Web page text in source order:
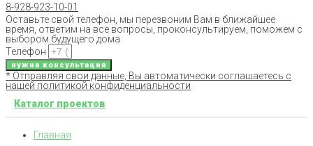
8-928-923-10-01
Оставьте свой телефон, мы перезвоним Вам в ближайшее
время, ответим на все вопросы, проконсультируем, поможем с
выбором будущего дома
Телефон
нужна консультация
* Отправляя свои данные, Вы автоматически соглашаетесь с
нашей политикой конфиденциальности
Каталог проектов
Главная